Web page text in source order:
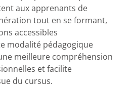
aux apprenants de
tout en se formant,
accessibles
modalité pédagogique
meilleure compréhension
et facilite
du cursus.